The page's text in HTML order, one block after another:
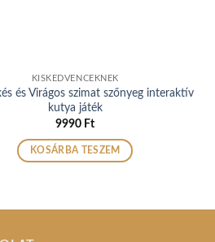
KISKEDVENCEKNEK
és Virágos szimat szőnyeg interaktív
kutya játék
9990 Ft
KOSÁRBA TESZEM